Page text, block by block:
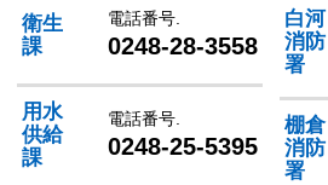
衛生
課
電話番号.
0248-28-3558
用水
供給
課
電話番号.
0248-25-5395
白河
消防
署
棚倉
消防
署